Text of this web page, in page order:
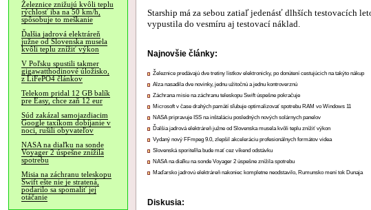
Železnice znižujú kvôli teplu
rýchlosť iba na 50 km/h,
spôsobuje to meškanie
Ďalšia jadrová elektráreň
južne od Slovenska musela
kvôli teplu znížiť výkon
V Poľsku spustili takmer
gigawatthodinové úložisko,
z LiFePO4 článkov
Telekom pridal 12 GB balík
pre Easy, chce zaň 12 eur
Súd zakázal samojazdiacim
Google taxíkom dobíjanie v
noci, rušili obyvateľov
NASA na diaľku na sonde
Voyager 2 úspešne znížila
spotrebu
Misia na záchranu teleskopu
Swift ešte nie je stratená,
podarilo sa spomaliť jej
otáčanie
Starship má za sebou zatiaľ jedenásť dlhších testovacích
vypustila do vesmíru aj testovací náklad.
Najnovšie články:
Železnice predávajú dve tretiny lístkov elektronicky, po donútení cestujúcich na takýto nákup
Alza nasadila dve novinky, jednu užitočnú a jednu kontroverznú
Záchrana misie na záchranu teleskopu Swift úspešne pokračuje
Microsoft v čase drahých pamätí sľubuje optimalizovať spotrebu RAM vo Windows 11
NASA pripravuje ISS na inštaláciu posledných nových solárnych panelov
Ďalšia jadrová elektráreň južne od Slovenska musela kvôli teplu znížiť výkon
Vydaný nový FFmpeg 9.0, zlepšil akceleráciu profesionálnych formátov videa
Slovenská sporiteľňa bude mať cez víkend odstávku
NASA na diaľku na sonde Voyager 2 úspešne znížila spotrebu
Maďarsko jadrovú elektráreň nakoniec kompletne neodstavilo, Rumunsko mení tok Dunaja
Diskusia: